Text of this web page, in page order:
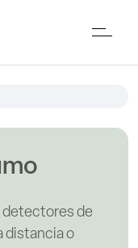
detectores de
distancia o